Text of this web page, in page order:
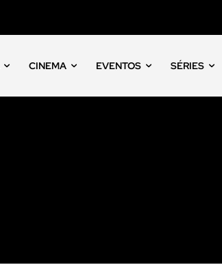
CINEMA EVENTOS SÉRIES